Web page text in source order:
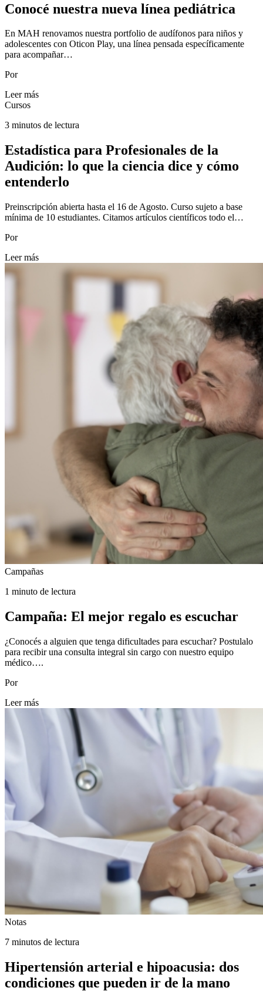
Conocé nuestra nueva línea pediátrica
En MAH renovamos nuestra portfolio de audífonos para niños y
adolescentes con Oticon Play, una línea pensada específicamente
para acompañar…
Por
Leer más
Cursos
3 minutos de lectura
Estadística para Profesionales de la
Audición: lo que la ciencia dice y cómo
entenderlo
Preinscripción abierta hasta el 16 de Agosto. Curso sujeto a base
mínima de 10 estudiantes. Citamos artículos científicos todo el…
Por
Leer más
Campañas
1 minuto de lectura
Campaña: El mejor regalo es escuchar
¿Conocés a alguien que tenga dificultades para escuchar? Postulalo
para recibir una consulta integral sin cargo con nuestro equipo
médico….
Por
Leer más
Notas
7 minutos de lectura
Hipertensión arterial e hipoacusia: dos
condiciones que pueden ir de la mano